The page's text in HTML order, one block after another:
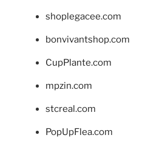
shoplegacee.com
bonvivantshop.com
CupPlante.com
mpzin.com
stcreal.com
PopUpFlea.com